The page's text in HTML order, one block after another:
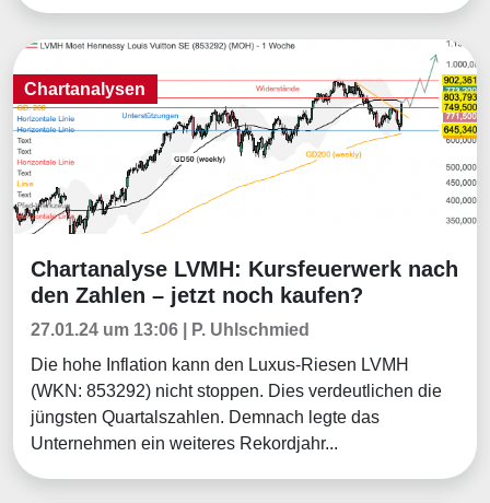
Chartanalysen
Chartanalysen
Chartanalyse LVMH: Kursfeuerwerk nach
den Zahlen – jetzt noch kaufen?
27.01.24 um 13:06 | P. Uhlschmied
Die hohe Inflation kann den Luxus-Riesen LVMH
(WKN: 853292) nicht stoppen. Dies verdeutlichen die
jüngsten Quartalszahlen. Demnach legte das
Unternehmen ein weiteres Rekordjahr...